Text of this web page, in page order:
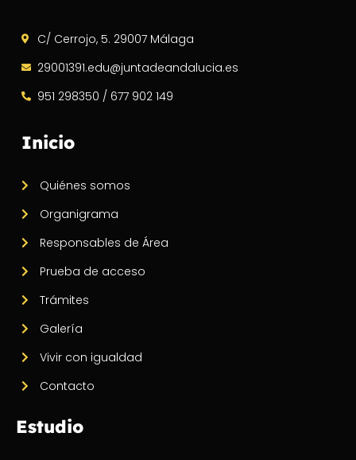
C/ Cerrojo, 5. 29007 Málaga
29001391.edu@juntadeandalucia.es
951 298350 / 677 902 149
Inicio
Quiénes somos
Organigrama
Responsables de Área
Prueba de acceso
Trámites
Galería
Vivir con igualdad
Contacto
Estudio